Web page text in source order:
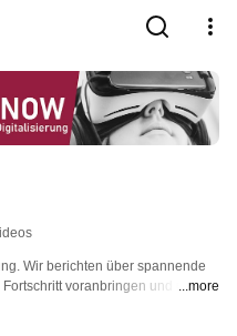
Wir berichten über spannende
voranbringen und unsere
Die Berichte von DigiKnow sind
...more